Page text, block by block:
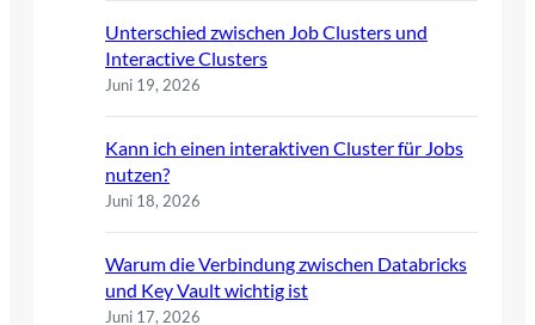
Unterschied zwischen Job Clusters und
Interactive Clusters
Juni 19, 2026
Kann ich einen interaktiven Cluster für Jobs
nutzen?
Juni 18, 2026
Warum die Verbindung zwischen Databricks
und Key Vault wichtig ist
Juni 17, 2026